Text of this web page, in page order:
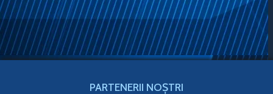
PARTENERII NOȘTRI